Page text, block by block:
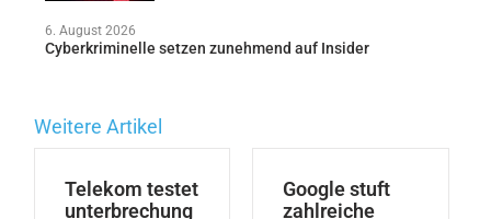
6. August 2026
Cyberkriminelle setzen zunehmend auf Insider
Weitere Artikel
Telekom testet
unterbrechung
Google stuft
zahlreiche